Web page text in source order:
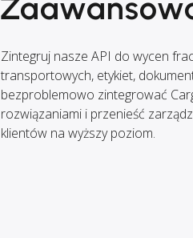
Zintegruj nasze API do wycen
transportowych, etykiet,
bezproblemowo zintegrować
rozwiązaniami i przenieść
klientów na wyższy poziom.